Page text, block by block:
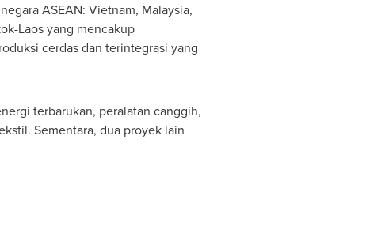
ASEAN: Vietnam, Malaysia,
Laos yang mencakup
cerdas dan terintegrasi yang
terbarukan, peralatan canggih,
Sementara, dua proyek lain